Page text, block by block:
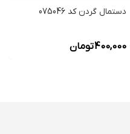
دستمال گردن کد 075046
400,000تومان